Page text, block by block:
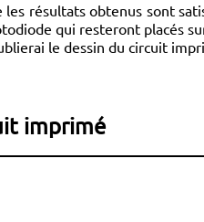
les résultats obtenus sont
qui resteront placés
le dessin du circuit
imprimé